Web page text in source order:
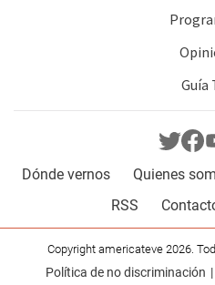
Guía
Dónde vernos Quienes
RSS
Copyright americateve 2026.
Política de no discriminación